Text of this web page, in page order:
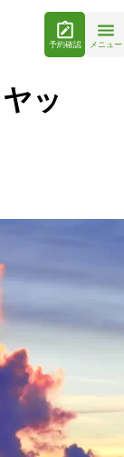
予約確認 メニュー
ッ